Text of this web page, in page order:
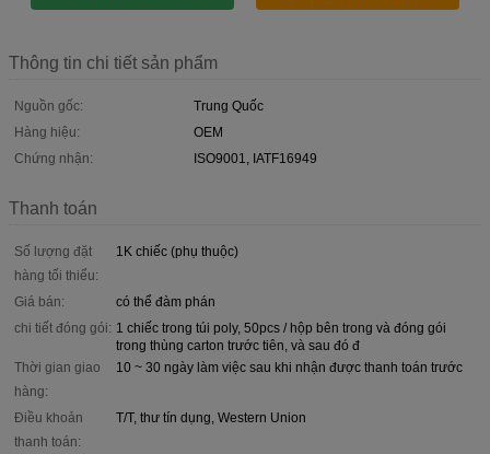
Thông tin chi tiết sản phẩm
Nguồn gốc:
Trung Quốc
Hàng hiệu:
OEM
Chứng nhận:
ISO9001, IATF16949
Thanh toán
Số lượng đặt
hàng tối thiểu:
1K chiếc (phụ thuộc)
Giá bán:
có thể đàm phán
chi tiết đóng gói: 1 chiếc trong túi poly, 50pcs / hộp bên trong và đóng gói
trong thùng carton trước tiên, và sau đó đ
Thời gian giao
hàng:
10 ~ 30 ngày làm việc sau khi nhận được thanh toán trước
Điều khoản
thanh toán:
T/T, thư tín dụng, Western Union